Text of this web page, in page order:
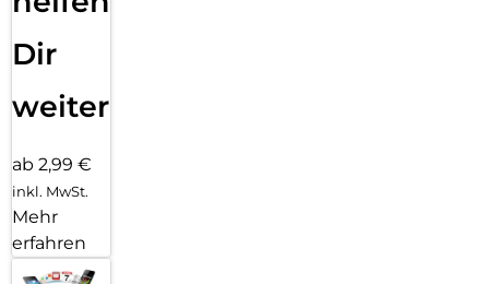
Dir
weiter
ab 2,99 €
inkl. MwSt.
Mehr
erfahren